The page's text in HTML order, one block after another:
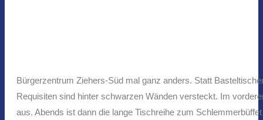
Bürgerzentrum Ziehers-Süd mal ganz anders. Statt
Requisiten sind hinter schwarzen Wänden versteckt. Im
aus. Abends ist dann die lange Tischreihe zum